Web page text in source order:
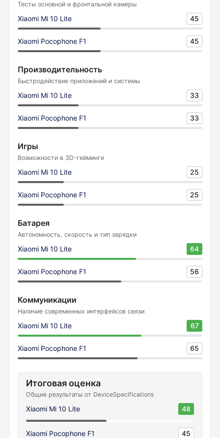
Тесты основной и фронтальной камеры
Xiaomi Mi 10 Lite 45
Xiaomi Pocophone F1 45
Производительность
Быстродействие приложений и системы
Xiaomi Mi 10 Lite 33
Xiaomi Pocophone F1 33
Игры
Возможности в 3D-гейминге
Xiaomi Mi 10 Lite 25
Xiaomi Pocophone F1 25
Батарея
Автономность, скорость и тип зарядки
Xiaomi Mi 10 Lite 64
Xiaomi Pocophone F1 56
Коммуникации
Наличие современных интерфейсов связи
Xiaomi Mi 10 Lite 67
Xiaomi Pocophone F1 65
Итоговая оценка
Общие результаты от DeviceSpecifications
Xiaomi Mi 10 Lite 48
Xiaomi Pocophone F1 45